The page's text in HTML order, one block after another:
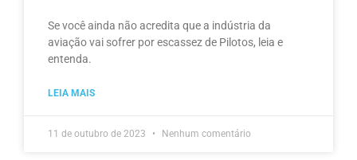
Se você ainda não acredita que a indústria da
aviação vai sofrer por escassez de Pilotos, leia e
entenda.
LEIA MAIS
11 de outubro de 2023 Nenhum comentário